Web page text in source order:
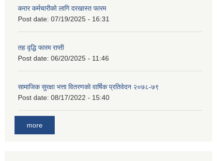
करार कर्मचारीको लागि दरखास्त फारम
Post date: 07/19/2025 - 16:31
तह वृद्धि फारम राप्ती
Post date: 06/20/2025 - 11:46
सामाजिक सुरक्षा भत्ता वितरणको वार्षिक प्रतिवेदन २०७८-७९
Post date: 08/17/2022 - 15:40
more